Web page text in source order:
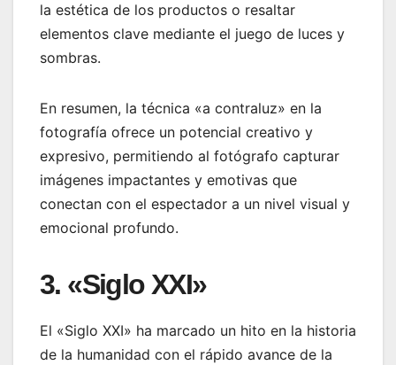
la estética de los productos o resaltar
elementos clave mediante el juego de luces y
sombras.
En resumen, la técnica «a contraluz» en la
fotografía ofrece un potencial creativo y
expresivo, permitiendo al fotógrafo capturar
imágenes impactantes y emotivas que
conectan con el espectador a un nivel visual y
emocional profundo.
3. «Siglo XXI»
El «Siglo XXI» ha marcado un hito en la historia
de la humanidad con el rápido avance de la